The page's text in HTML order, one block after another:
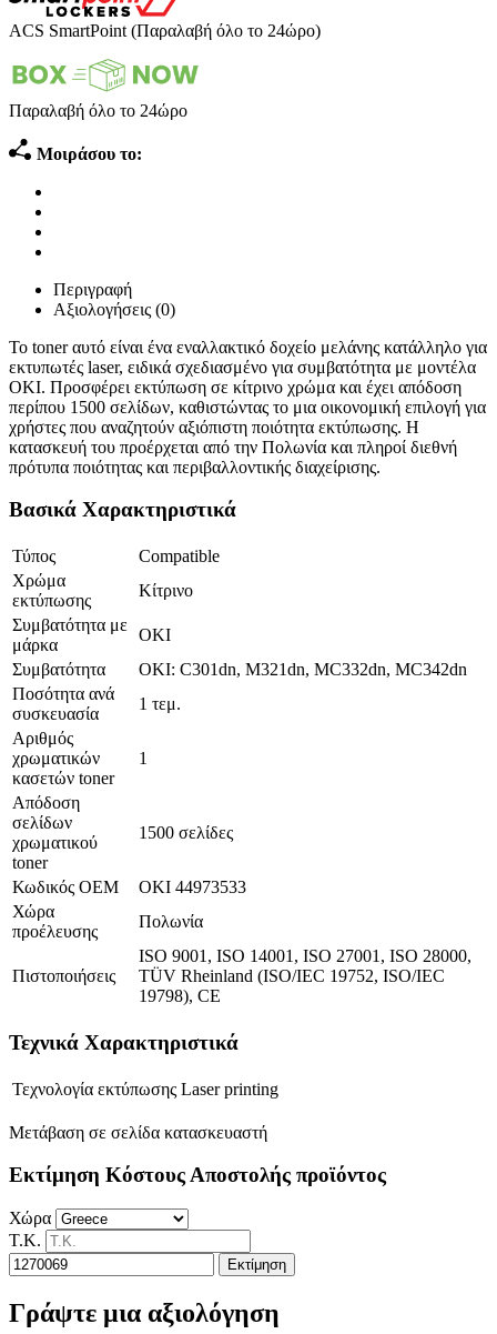
ACS SmartPoint (Παραλαβή όλο το 24ώρο)
Παραλαβή όλο το 24ώρο
Μοιράσου το:
Περιγραφή
Αξιολογήσεις (0)
Το toner αυτό είναι ένα εναλλακτικό δοχείο μελάνης κατάλληλο για
εκτυπωτές laser, ειδικά σχεδιασμένο για συμβατότητα με μοντέλα
OKI. Προσφέρει εκτύπωση σε κίτρινο χρώμα και έχει απόδοση
περίπου 1500 σελίδων, καθιστώντας το μια οικονομική επιλογή για
χρήστες που αναζητούν αξιόπιστη ποιότητα εκτύπωσης. Η
κατασκευή του προέρχεται από την Πολωνία και πληροί διεθνή
πρότυπα ποιότητας και περιβαλλοντικής διαχείρισης.
Βασικά Χαρακτηριστικά
Τύπος
Compatible
Χρώμα
εκτύπωσης
Κίτρινο
Συμβατότητα με
μάρκα
OKI
Συμβατότητα
OKI: C301dn, M321dn, MC332dn, MC342dn
Ποσότητα ανά
συσκευασία
1 τεμ.
Αριθμός
χρωματικών
κασετών toner
1
Απόδοση
σελίδων
χρωματικού
toner
1500 σελίδες
Κωδικός OEM
OKI 44973533
Χώρα
προέλευσης
Πολωνία
Πιστοποιήσεις
ISO 9001, ISO 14001, ISO 27001, ISO 28000,
TÜV Rheinland (ISO/IEC 19752, ISO/IEC
19798), CE
Τεχνικά Χαρακτηριστικά
Τεχνολογία εκτύπωσης Laser printing
Μετάβαση σε σελίδα κατασκευαστή
Εκτίμηση Κόστους Αποστολής προϊόντος
Χώρα
Τ.Κ.
Εκτίμηση
Γράψτε μια αξιολόγηση